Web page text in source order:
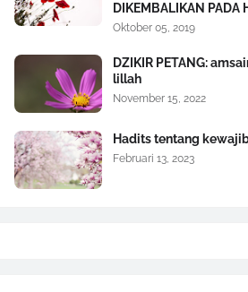
DIKEMBALIKAN PADA
Oktober 05, 2019
DZIKIR PETANG:
lillah
November 15, 2022
Hadits tentang
Februari 13, 2023